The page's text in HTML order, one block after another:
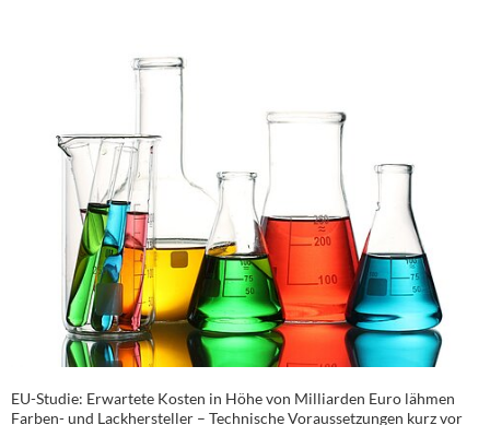
EU-Studie: Erwartete Kosten in Höhe von Milliarden Euro lähmen
Farben- und Lackhersteller – Technische Voraussetzungen kurz vor